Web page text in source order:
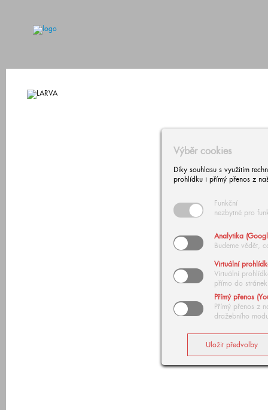
Výběr cookies
Díky souhlasu s využitím
prohlídku i přímý přenos z
Funkční
nezbytné pro
Analytika
Budeme vědět,
Virtuální
Virtuální
přímo do stránek
Přímý přenos
Přímý přenos z
dražebního